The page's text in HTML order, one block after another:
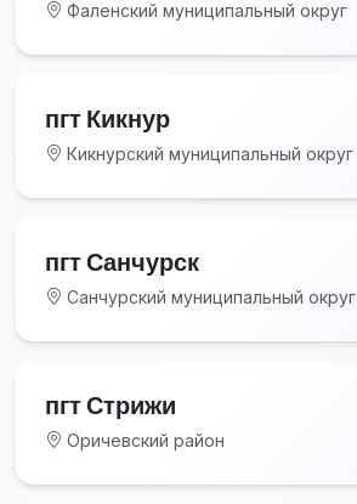
Фаленский муниципальный округ
пгт Кикнур
Кикнурский муниципальный округ
пгт Санчурск
Санчурский муниципальный округ
пгт Стрижи
Оричевский район